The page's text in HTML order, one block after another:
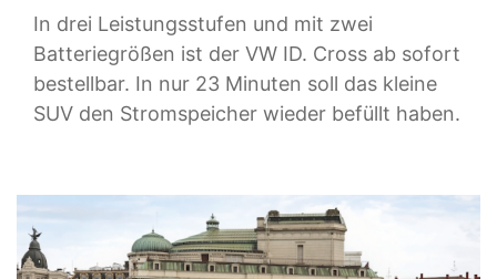
In drei Leistungsstufen und mit zwei
Batteriegrößen ist der VW ID. Cross ab sofort
bestellbar. In nur 23 Minuten soll das kleine
SUV den Stromspeicher wieder befüllt haben.